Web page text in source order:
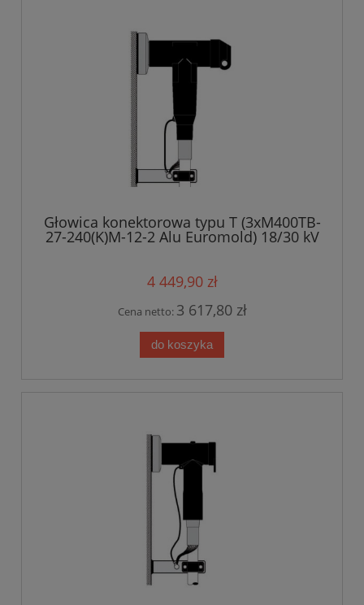
Głowica konektorowa typu T (3xM400TB-
27-240(K)M-12-2 Alu Euromold) 18/30 kV
4 449,90 zł
Cena netto: 3 617,80 zł
do koszyka